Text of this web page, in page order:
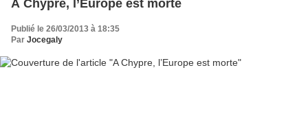
A Chypre, l’Europe est morte
Publié le 26/03/2013 à 18:35
Par Jocegaly